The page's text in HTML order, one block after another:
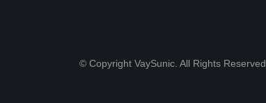
© Copyright VaySunic. All Rights Reserved